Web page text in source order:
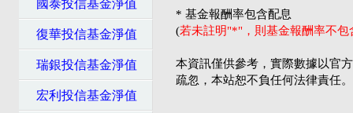
國泰投信基金淨值
復華投信基金淨值
瑞銀投信基金淨值
宏利投信基金淨值
* 基金報酬率包含配息
(若未註明"*"，則基金報酬率不
本資訊僅供參考，實際數據以官
疏忽，本站恕不負任何法律責任。